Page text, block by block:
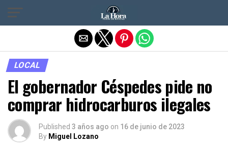
LOCAL
El gobernador Céspedes pide no
comprar hidrocarburos ilegales
Published 3 años ago on 16 de junio de 2023
By Miguel Lozano
Salir de la versión móvil